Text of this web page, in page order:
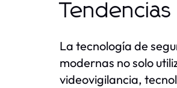
La tecnología de
modernas no solo
videovigilancia,